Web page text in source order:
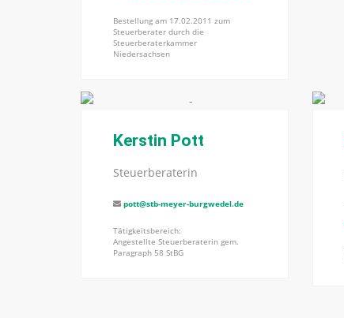
Bestellung am 17.02.2011 zum
Steuerberater durch die
Steuerberaterkammer
Niedersachsen
Kerstin Pott
Steuerberaterin
pott@stb-meyer-burgwedel.de
Tätigkeitsbereich:
Angestellte Steuerberaterin gem.
Paragraph 58 StBG